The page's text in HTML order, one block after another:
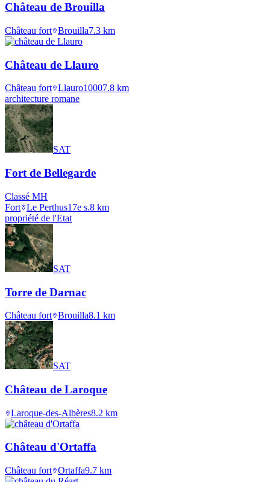
Château de Brouilla
Château fort Brouilla7.3 km
Château de Llauro
Château fort Llauro10007.8 km
architecture romane
SAT
Fort de Bellegarde
Classé MH
Fort Le Perthus17e s.8 km
propriété de l'Etat
SAT
Torre de Darnac
Château fort Brouilla8.1 km
SAT
Château de Laroque
Laroque-des-Albères8.2 km
Château d'Ortaffa
Château fort Ortaffa9.7 km